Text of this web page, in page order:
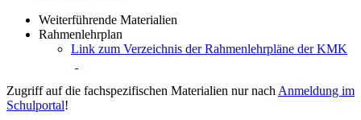
Weiterführende Materialien
Rahmenlehrplan
Link zum Verzeichnis der Rahmenlehrpläne der KMK
Zugriff auf die fachspezifischen Materialien nur nach Anmeldung im
Schulportal!